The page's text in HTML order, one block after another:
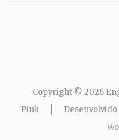
Copyright © 2026
Pink
Desenvolvido